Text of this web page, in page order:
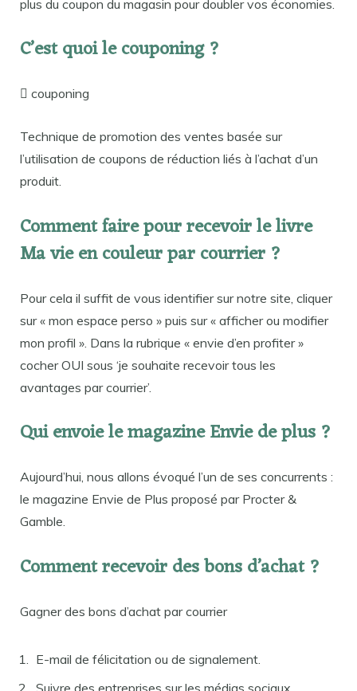
plus du coupon du magasin pour doubler vos économies.
C’est quoi le couponing ?
 couponing
Technique de promotion des ventes basée sur
l’utilisation de coupons de réduction liés à l’achat d’un
produit.
Comment faire pour recevoir le livre
Ma vie en couleur par courrier ?
Pour cela il suffit de vous identifier sur notre site, cliquer
sur « mon espace perso » puis sur « afficher ou modifier
mon profil ». Dans la rubrique « envie d’en profiter »
cocher OUI sous ‘je souhaite recevoir tous les
avantages par courrier’.
Qui envoie le magazine Envie de plus ?
Aujourd’hui, nous allons évoqué l’un de ses concurrents :
le magazine Envie de Plus proposé par Procter &
Gamble.
Comment recevoir des bons d’achat ?
Gagner des bons d’achat par courrier
E-mail de félicitation ou de signalement.
Suivre des entreprises sur les médias sociaux.